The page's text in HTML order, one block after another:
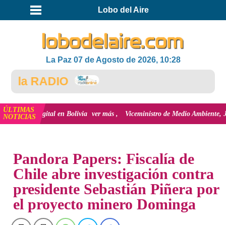
Lobo del Aire
La Paz 07 de Agosto de 2026, 10:28
ÚLTIMAS
NOTICIAS
en Bolivia ver más Viceministro de Medio Ambiente, José Ernesto
Pandora Papers: Fiscalía de
Chile abre investigación contra
presidente Sebastián Piñera por
el proyecto minero Dominga